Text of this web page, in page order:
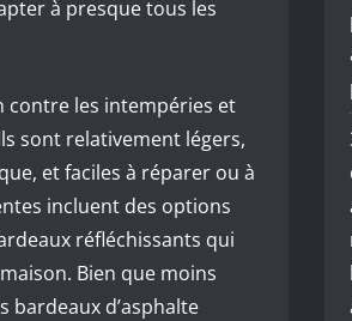
à presque tous les
contre les intempéries et
sont relativement légers,
et faciles à réparer ou à
incluent des options
réfléchissants qui
Bien que moins
bardeaux d’asphalte